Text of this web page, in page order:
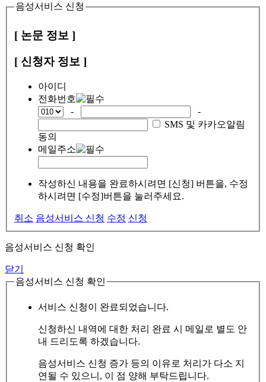
음성서비스 신청
[ 논문 정보 ]
[ 신청자 정보 ]
아이디
전화번호
-
-
SMS 및 카카오알림
동의
메일주소
작성하신 내용을 완료하시려면 [신청] 버튼을, 수정
하시려면 [수정]버튼을 눌러주세요.
취소 음성서비스 신청 수정 신청
음성서비스 신청 확인
닫기
음성서비스 신청 확인
서비스 신청이 완료되었습니다.
신청하신 내역에 대한 처리 완료 시 메일로 별도 안
내 드리도록 하겠습니다.
음성서비스 신청 증가 등의 이유로 처리가 다소 지
연될 수 있으니, 이 점 양해 부탁드립니다.